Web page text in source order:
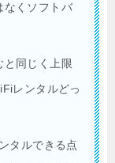
なくソフトバ
と同じく上限
レンタルどっ
タルできる点